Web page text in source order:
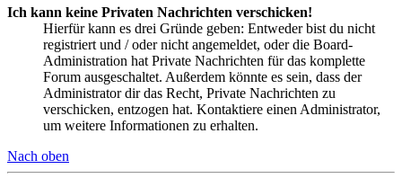
Ich kann keine Privaten Nachrichten verschicken!
Hierfür kann es drei Gründe geben: Entweder bist du nicht
registriert und / oder nicht angemeldet, oder die Board-
Administration hat Private Nachrichten für das komplette
Forum ausgeschaltet. Außerdem könnte es sein, dass der
Administrator dir das Recht, Private Nachrichten zu
verschicken, entzogen hat. Kontaktiere einen Administrator,
um weitere Informationen zu erhalten.
Nach oben